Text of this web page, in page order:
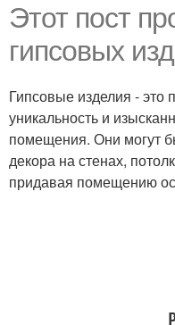
Этот пост
гипсовых
Гипсовые изделия - это
уникальность и
помещения. Они могут
декора на стенах,
придавая помещению